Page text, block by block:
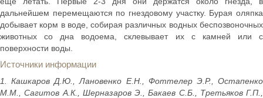
дальнейшем перемещаются по гнездовому участку. Бурая оляпка
добывает корм в воде, собирая различных водных беспозвоночных
животных со дна водоема, склевывает их с камней или с
поверхности воды.
Источники информации
1. Кашкаров Д.Ю., Лановенко Е.Н., Фоттелер Э.Р., Остапенко
М.М., Сагитов А.К., Шерназаров Э., Бакаев С.Б., Третьяков Г.П.,